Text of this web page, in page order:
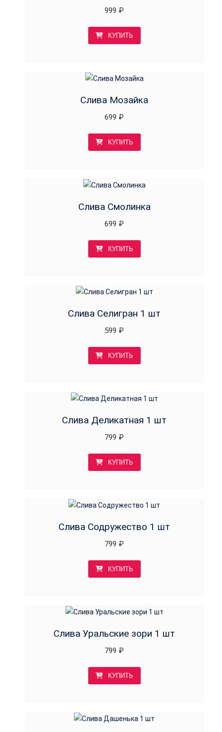
999 ₽
КУПИТЬ
Слива Мозайка
699 ₽
КУПИТЬ
Слива Смолинка
699 ₽
КУПИТЬ
Слива Селигран 1 шт
599 ₽
КУПИТЬ
Слива Деликатная 1 шт
799 ₽
КУПИТЬ
Слива Содружество 1 шт
799 ₽
КУПИТЬ
Слива Уральские зори 1 шт
799 ₽
КУПИТЬ